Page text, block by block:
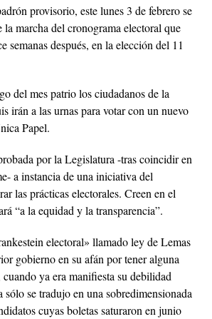
provisorio, este lunes 3 de febrero se
marcha del cronograma electoral que
semanas después, en la elección del 11
del mes patrio los ciudadanos de la
irán a las urnas para votar con un nuevo
Papel.
por la Legislatura -tras coincidir en
a instancia de una iniciativa del
las prácticas electorales. Creen en el
“a la equidad y la transparencia”.
electoral» llamado ley de Lemas
gobierno en su afán por tener alguna
cuando ya era manifiesta su debilidad
sólo se tradujo en una sobredimensionada
cuyas boletas saturaron en junio